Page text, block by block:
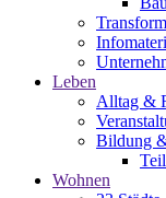
Leben
Alltag &
Bildung
Wohnen